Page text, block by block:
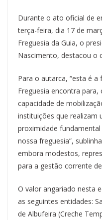
Durante o ato oficial de
terça-feira, dia 17 de
Freguesia da Guia, o
Nascimento, destacou o
Para o autarca, “esta é a
Freguesia encontra
capacidade de
instituições que realizam
proximidade
nossa freguesia”,
embora modestos,
para a gestão corrente
O valor angariado nesta
as seguintes entidades:
de Albufeira (Creche